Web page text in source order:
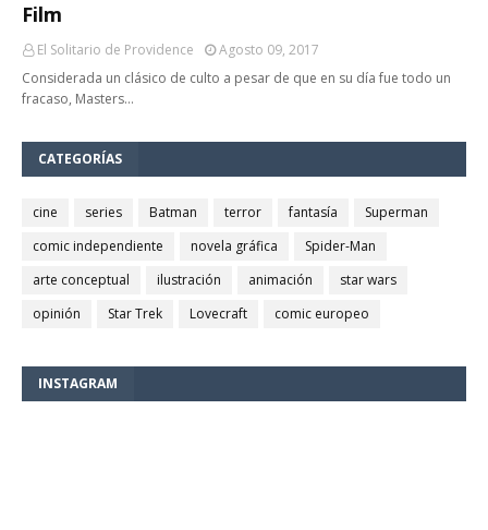
Film
El Solitario de Providence
Agosto 09, 2017
Considerada un clásico de culto a pesar de que en su día fue todo un
fracaso, Masters…
CATEGORÍAS
cine series Batman terror fantasía
Superman
comic independiente
novela gráfica
Spider-Man
arte conceptual
ilustración animación
star wars
opinión
Star Trek Lovecraft comic europeo
INSTAGRAM